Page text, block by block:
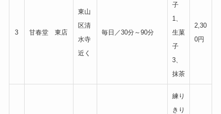
3 甘春堂 東店
東山
区清
水寺
近く
毎日／30分～90分
子
1、
生菓
子
3、
抹茶
2,30
0円
練り
きり